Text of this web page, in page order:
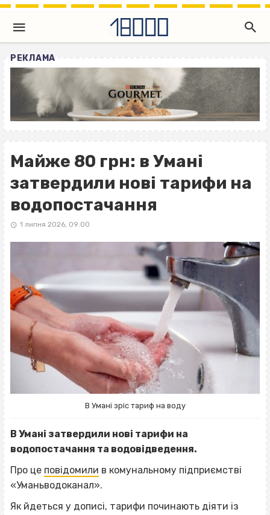
РЕКЛАМА
Майже 80 грн: в Умані
затвердили нові тарифи на
водопостачання
1 липня 2026, 09:00
В Умані зріс тариф на воду
В Умані затвердили нові тарифи на
водопостачання та водовідведення.
Про це повідомили в комунальному підприємстві
«Уманьводоканал».
Як йдеться у дописі, тарифи починають діяти із